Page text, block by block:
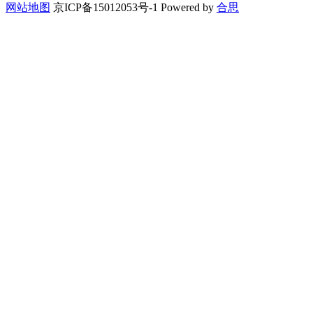
网站地图 京ICP备15012053号-1 Powered by 合思